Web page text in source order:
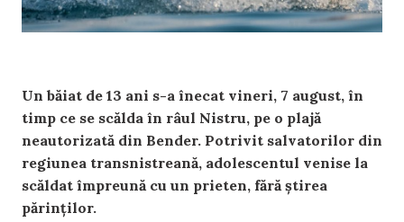
Un băiat de 13 ani s-a înecat vineri, 7 august, în
timp ce se scălda în râul Nistru, pe o plajă
neautorizată din Bender. Potrivit salvatorilor din
regiunea transnistreană, adolescentul venise la
scăldat împreună cu un prieten, fără știrea
părinților.